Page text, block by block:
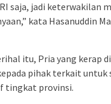
RI saja, jadi keterwakilan
kata Hasanuddin
itu, Pria yang kerap
pihak terkait untuk
tingkat provinsi.